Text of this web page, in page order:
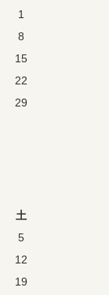
1
8
15
22
29
土
5
12
19